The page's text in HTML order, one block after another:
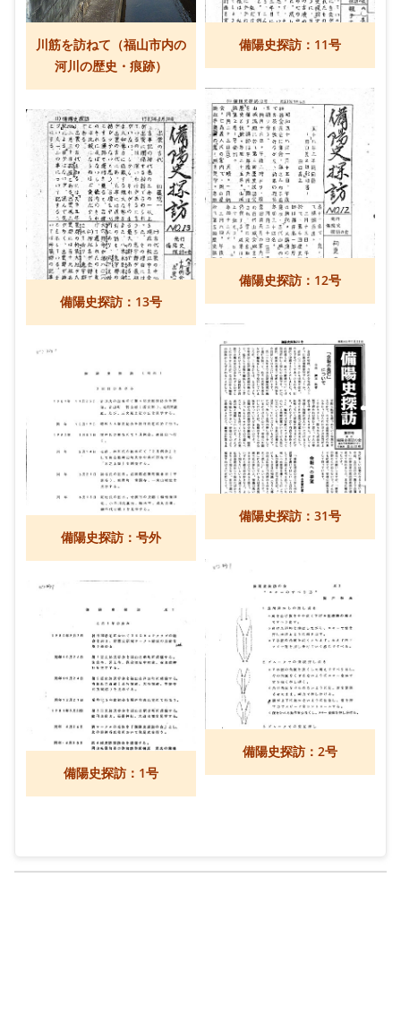
川筋を訪ねて（福山市内の
河川の歴史・痕跡）
備陽史探訪：11号
備陽史探訪：12号
備陽史探訪：13号
備陽史探訪：31号
備陽史探訪：号外
備陽史探訪：2号
備陽史探訪：1号